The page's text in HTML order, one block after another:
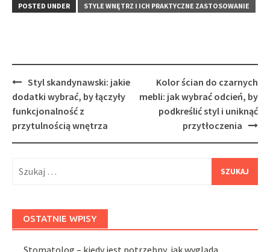
POSTED UNDER STYLE WNĘTRZ I ICH PRAKTYCZNE ZASTOSOWANIE
Post
navigation
Styl skandynawski: jakie
dodatki wybrać, by łączyły
funkcjonalność z
przytulnością wnętrza
Kolor ścian do czarnych
mebli: jak wybrać odcień, by
podkreślić styl i uniknąć
przytłoczenia
OSTATNIE WPISY
Stomatolog – kiedy jest potrzebny, jak wygląda